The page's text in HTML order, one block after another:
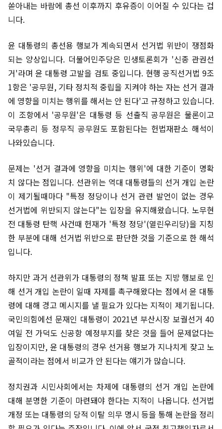
쏟아내는 바람에 총선 이후까지 후유증이 이어질 수 있다는 겁
니다.
윤 대통령의 총선용 행보가 계속되면서 선거법 위반이 쟁점화
되는 양상입니다. 더불어민주당은 민생토론회가 '신종 관권선
거'라며 윤 대통령 고발을 검토 중입니다. 현행 공직선거법 9조
1항은 '공무원, 기타 정치적 중립을 지켜야 하는 자는 선거 결과
에 영향을 미치는 행위를 해서는 안 된다'고 규정하고 있습니다.
이 조항에서 '공무원'은 대통령 등 선출직 공무원은 물론이고
국무총리 등 정무직 공무원도 포함된다는 헌법재판소 해석이
나와있습니다.
문제는 '선거 결과에 영향을 미치는 행위'에 대한 기준이 명확
치 않다는 점입니다. 선관위는 역대 대통령들의 선거 개입 논란
이 제기될때마다 "특정 정당이나 선거 관련 발언이 없는 경우
선거법에 위반되지 않는다"는 입장을 유지해왔습니다. 노무현
전 대통령 탄핵 사건때 헌재가 '특정 정당'(열린우리당)을 지칭
한 부분에 대해 선거법 위반으로 판단한 것을 기준으로 한 해석
입니다.
하지만 과거 선관위가 대통령의 정책 발표 또는 지방 행보로 인
해 선거 개입 논란이 일때 자제를 촉구해왔다는 점에서 윤 대통
령에 대해 경고 메시지를 낼 필요가 있다는 지적이 제기됩니다.
국민의힘에선 문재인 대통령이 2021년 부산시장 보궐선거 40
여일 전 가덕도 신공항 예정부지를 찾은 것을 들어 문제없다는
입장이지만, 윤 대통령의 경우 선거용 행보가 지나치게 잦고 노
골적이라는 점에서 비교가 안 된다는 얘기가 많습니다.
정치권과 시민사회에서는 차제에 대통령의 선거 개입 논란에
대해 분명한 기준이 마련돼야 한다는 지적이 나옵니다. 선거법
개정 또는 대통령의 당적 이탈 의무 명시 등을 통해 논란을 정리